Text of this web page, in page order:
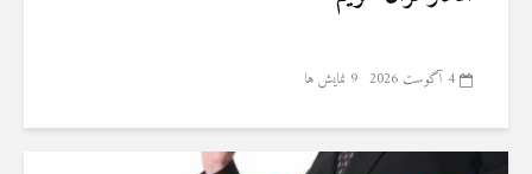
4 آگوست 2026 9 نمایش ها